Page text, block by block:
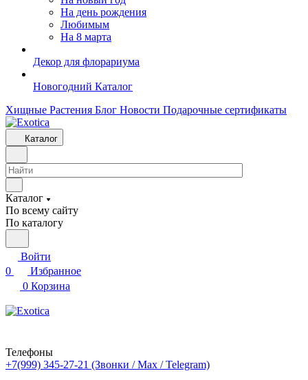
На день рождения
Любимым
На 8 марта
Декор для флорариума
Новогодний Каталог
Хищные Растения Блог Новости Подарочные сертификаты
Каталог
Каталог
По всему сайту
По каталогу
Войти
0
Избранное
0 Корзина
Телефоны
+7(999) 345-27-21 (Звонки / Max / Telegram)